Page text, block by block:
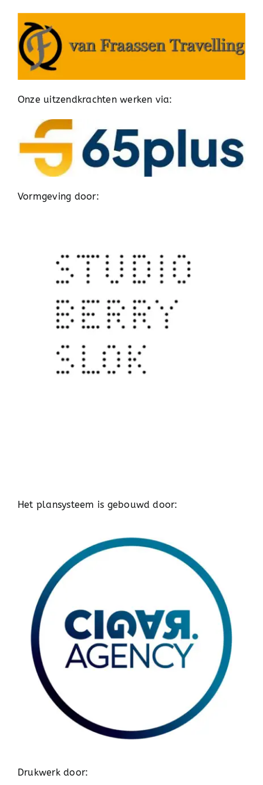
Onze uitzendkrachten werken via:
Vormgeving door:
Het plansysteem is gebouwd door:
Drukwerk door: